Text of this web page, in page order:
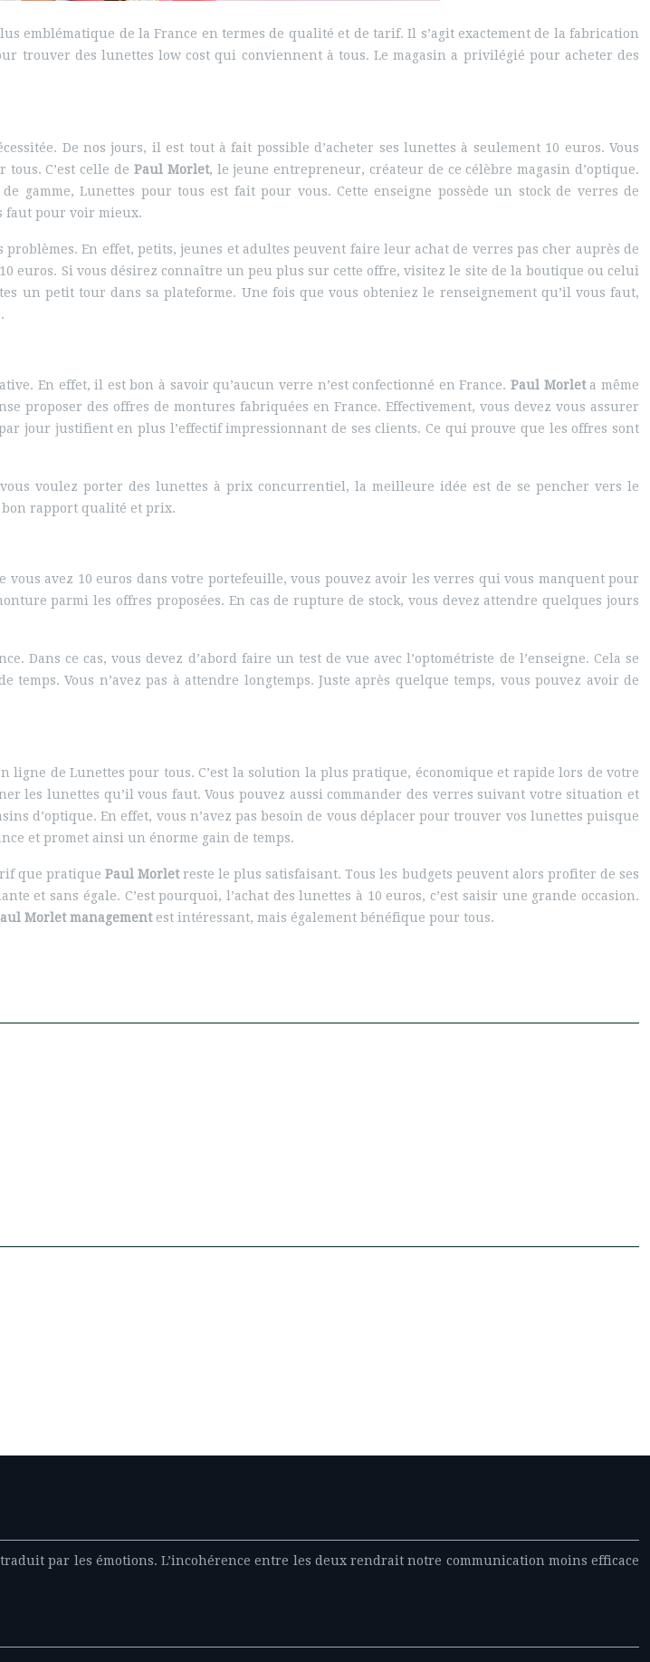
emblématique de la France en termes de qualité et de tarif. Il s’agit exactement de la fabrication
trouver des lunettes low cost qui conviennent à tous. Le magasin a privilégié pour acheter des
De nos jours, il est tout à fait possible d’acheter ses lunettes à seulement 10 euros. Vous
C’est celle de Paul Morlet, le jeune entrepreneur, créateur de ce célèbre magasin d’optique.
Lunettes pour tous est fait pour vous. Cette enseigne possède un stock de verres de
faut pour voir mieux.
En effet, petits, jeunes et adultes peuvent faire leur achat de verres pas cher auprès de
euros. Si vous désirez connaître un peu plus sur cette offre, visitez le site de la boutique ou celui
un petit tour dans sa plateforme. Une fois que vous obteniez le renseignement qu’il vous faut,
En effet, il est bon à savoir qu’aucun verre n’est confectionné en France.Paul Morleta même
proposer des offres de montures fabriquées en France. Effectivement, vous devez vous assurer
jour justifient en plus l’effectif impressionnant de ses clients. Ce qui prouve que les offres sont
voulez porter des lunettes à prix concurrentiel, la meilleure idée est de se pencher vers le
bon rapport qualité et prix.
avez 10 euros dans votre portefeuille, vous pouvez avoir les verres qui vous manquent pour
parmi les offres proposées. En cas de rupture de stock, vous devez attendre quelques jours
Dans ce cas, vous devez d’abord faire un test de vue avec l’optométriste de l’enseigne. Cela se
Vous n’avez pas à attendre longtemps. Juste après quelque temps, vous pouvez avoir de
de Lunettes pour tous. C’est la solution la plus pratique, économique et rapide lors de votre
les lunettes qu’il vous faut. Vous pouvez aussi commander des verres suivant votre situation et
d’optique. En effet, vous n’avez pas besoin de vous déplacer pour trouver vos lunettes puisque
et promet ainsi un énorme gain de temps.
que pratique Paul Morletreste le plus satisfaisant. Tous les budgets peuvent alors profiter de ses
et sans égale. C’est pourquoi, l’achat des lunettes à 10 euros, c’est saisir une grande occasion.
Morlet management est intéressant, mais également bénéfique pour tous.
par les émotions. L’incohérence entre les deux rendrait notre communication moins efficace